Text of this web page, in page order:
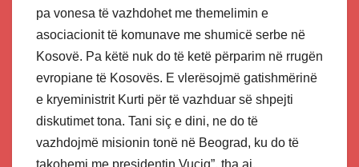
pa vonesa të vazhdohet me themelimin e
asociacionit të komunave me shumicë serbe në
Kosovë. Pa këtë nuk do të ketë përparim në rrugën
evropiane të Kosovës. E vlerësojmë gatishmërinë
e kryeministrit Kurti për të vazhduar së shpejti
diskutimet tona. Tani siç e dini, ne do të
vazhdojmë misionin tonë në Beograd, ku do të
takohemi me presidentin Vuçiq”, tha ai.